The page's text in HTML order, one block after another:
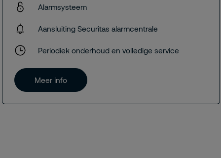
Alarmsysteem
Aansluiting Securitas alarmcentrale
Periodiek onderhoud en volledige service
Meer info